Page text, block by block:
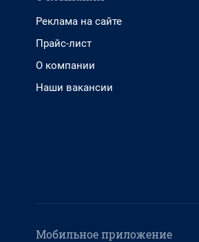
Реклама на сайте
Прайс-лист
О компании
Наши вакансии
Мобильное приложение